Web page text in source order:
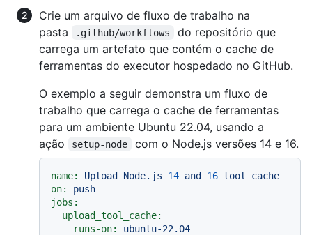
Crie um arquivo de fluxo de trabalho na
pasta
.github/workflows
do repositório que
carrega um artefato que contém o cache de
ferramentas do executor hospedado no GitHub.
O exemplo a seguir demonstra um fluxo de
trabalho que carrega o cache de ferramentas
para um ambiente Ubuntu 22.04, usando a
ação
setup-node com o Node.js versões 14 e 16.
name: Upload Node.js 14 and 16 tool
cache
on:
push
jobs:
upload_tool_cache:
runs-on:
ubuntu-22.04